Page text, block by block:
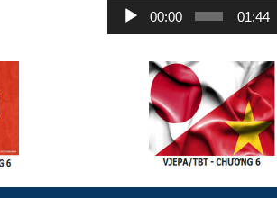
00:00 01:44